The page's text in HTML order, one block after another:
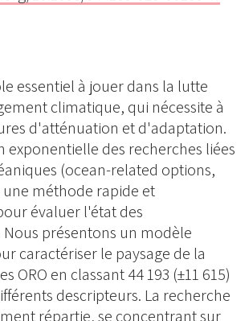
essentiel à jouer dans la lutte
climatique, qui nécessite à
d'atténuation et d'adaptation.
exponentielle des recherches liées
(ocean-related options,
une méthode rapide et
évaluer l'état des
Nous présentons un modèle
caractériser le paysage de la
ORO en classant 44 193 (±11 615)
descripteurs. La recherche
répartie, se concentrant sur